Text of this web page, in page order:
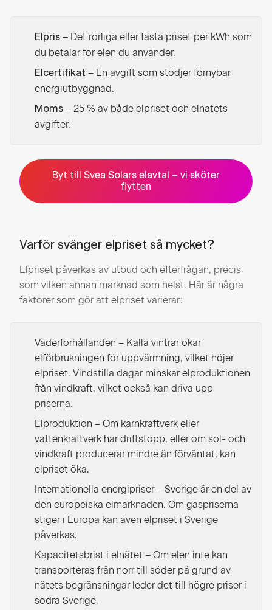
Elpris – Det rörliga eller fasta priset per kWh som
du betalar för elen du använder.
Elcertifikat – En avgift som stödjer förnybar
energiutbyggnad.
Moms – 25 % av både elpriset och elnätets
avgifter.
Byt till Svea Solars elavtal – vi sköter
flytten
Varför svänger elpriset så mycket?
Elpriset påverkas av utbud och efterfrågan, precis
som vilken annan marknad som helst. Här är några
faktorer som gör att elpriset varierar:
Väderförhållanden – Kalla vintrar ökar
elförbrukningen för uppvärmning, vilket höjer
elpriset. Vindstilla dagar minskar elproduktionen
från vindkraft, vilket också kan driva upp
priserna.
Elproduktion – Om kärnkraftverk eller
vattenkraftverk har driftstopp, eller om sol- och
vindkraft producerar mindre än förväntat, kan
elpriset öka.
Internationella energipriser – Sverige är en del av
den europeiska elmarknaden. Om gaspriserna
stiger i Europa kan även elpriset i Sverige
påverkas.
Kapacitetsbrist i elnätet – Om elen inte kan
transporteras från norr till söder på grund av
nätets begränsningar leder det till högre priser i
södra Sverige.